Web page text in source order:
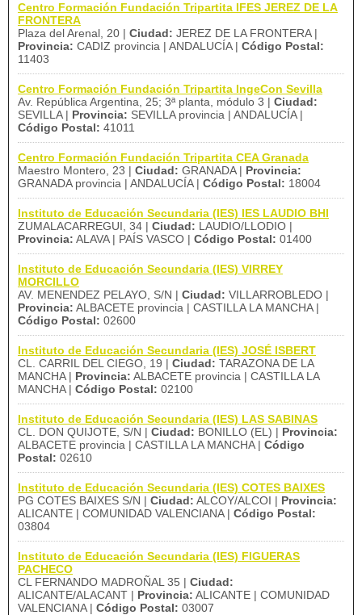
Centro Formación Fundación Tripartita IFES JEREZ DE LA
FRONTERA
Plaza del Arenal, 20 | Ciudad: JEREZ DE LA FRONTERA |
Provincia: CADIZ provincia | ANDALUCÍA | Código Postal:
11403
Centro Formación Fundación Tripartita IngeCon Sevilla
Av. República Argentina, 25; 3ª planta, módulo 3 | Ciudad:
SEVILLA | Provincia: SEVILLA provincia | ANDALUCÍA |
Código Postal: 41011
Centro Formación Fundación Tripartita CEA Granada
Maestro Montero, 23 | Ciudad: GRANADA | Provincia:
GRANADA provincia | ANDALUCÍA | Código Postal: 18004
Instituto de Educación Secundaria (IES) IES LAUDIO BHI
ZUMALACARREGUI, 34 | Ciudad: LAUDIO/LLODIO |
Provincia: ALAVA | PAÍS VASCO | Código Postal: 01400
Instituto de Educación Secundaria (IES) VIRREY
MORCILLO
AV. MENENDEZ PELAYO, S/N | Ciudad: VILLARROBLEDO |
Provincia: ALBACETE provincia | CASTILLA LA MANCHA |
Código Postal: 02600
Instituto de Educación Secundaria (IES) JOSÉ ISBERT
CL. CARRIL DEL CIEGO, 19 | Ciudad: TARAZONA DE LA
MANCHA | Provincia: ALBACETE provincia | CASTILLA LA
MANCHA | Código Postal: 02100
Instituto de Educación Secundaria (IES) LAS SABINAS
CL. DON QUIJOTE, S/N | Ciudad: BONILLO (EL) | Provincia:
ALBACETE provincia | CASTILLA LA MANCHA | Código
Postal: 02610
Instituto de Educación Secundaria (IES) COTES BAIXES
PG COTES BAIXES S/N | Ciudad: ALCOY/ALCOI | Provincia:
ALICANTE | COMUNIDAD VALENCIANA | Código Postal:
03804
Instituto de Educación Secundaria (IES) FIGUERAS
PACHECO
CL FERNANDO MADROÑAL 35 | Ciudad:
ALICANTE/ALACANT | Provincia: ALICANTE | COMUNIDAD
VALENCIANA | Código Postal: 03007